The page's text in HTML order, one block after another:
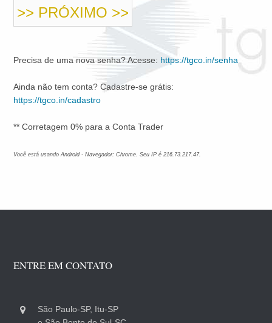
Precisa de uma nova senha? Acesse: https://tgco.in/senha
Ainda não tem conta? Cadastre-se grátis:
https://tgco.in/cadastro
** Corretagem 0% para a Conta Trader
Você está usando Android - Navegador: Chrome. Seu IP é 216.73.217.47.
ENTRE EM CONTATO
São Paulo-SP, Itu-SP